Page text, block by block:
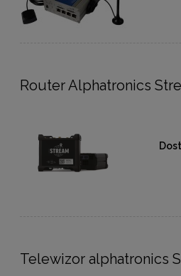
Router Alphatronics
Telewizor alphatronics